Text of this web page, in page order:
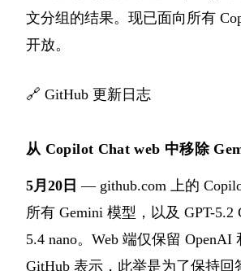
文分组的结果。现已面向所有
开放。
🔗 GitHub 更新日志
从 Copilot Chat web 中移除
5月20日 — github.com 上的
所有 Gemini 模型，以及 GPT-5.2
5.4 nano。Web 端仅保留 OpenAI
GitHub 表示，此举是为了保持回